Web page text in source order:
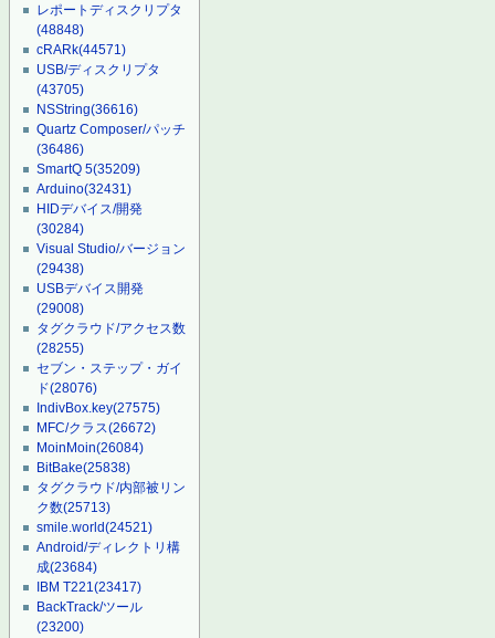
レポートディスクリプタ
(48848)
cRARk(44571)
USB/ディスクリプタ
(43705)
NSString(36616)
Quartz Composer/パッチ
(36486)
SmartQ 5(35209)
Arduino(32431)
HIDデバイス/開発
(30284)
Visual Studio/バージョン
(29438)
USBデバイス開発
(29008)
タグクラウド/アクセス数
(28255)
セブン・ステップ・ガイ
ド(28076)
IndivBox.key(27575)
MFC/クラス(26672)
MoinMoin(26084)
BitBake(25838)
タグクラウド/内部被リン
ク数(25713)
smile.world(24521)
Android/ディレクトリ構
成(23684)
IBM T221(23417)
BackTrack/ツール
(23200)